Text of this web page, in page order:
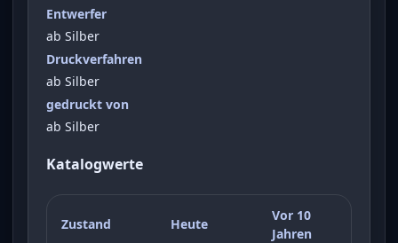
Entwerfer
ab Silber
Druckverfahren
ab Silber
gedruckt von
ab Silber
Katalogwerte
Zustand Heute
Vor 10
Jahren